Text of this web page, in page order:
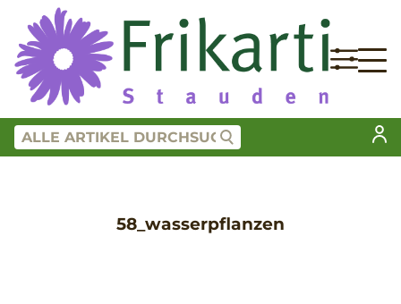
58_wasserpflanzen